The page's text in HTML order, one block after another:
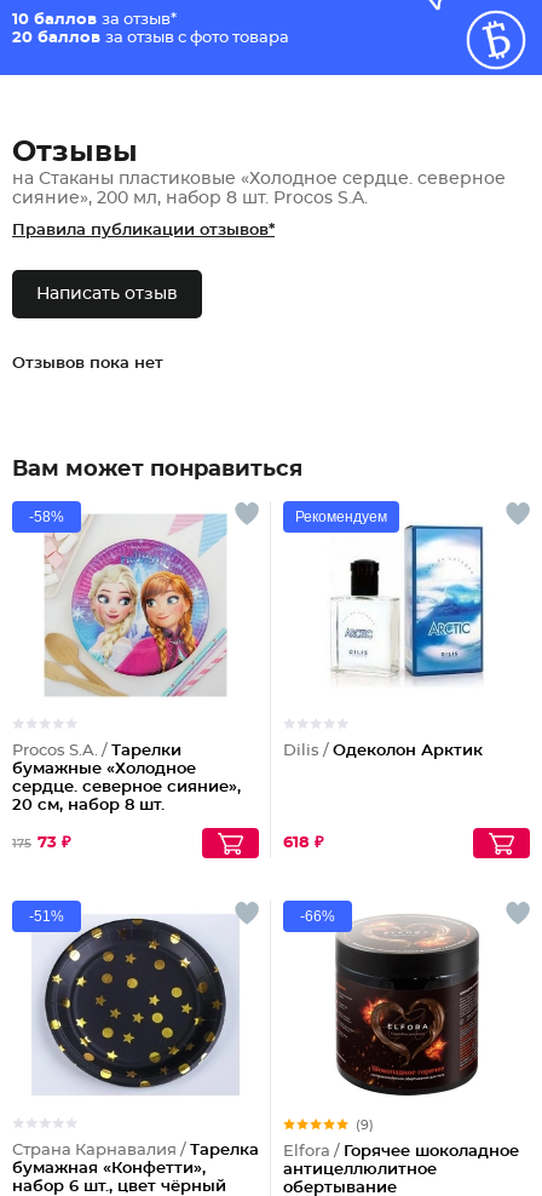
10 баллов за отзыв*
20 баллов за отзыв с фото товара
Отзывы
на Стаканы пластиковые «Холодное сердце. северное
сияние», 200 мл, набор 8 шт. Procos S.A.
Правила публикации отзывов*
Написать отзыв
Отзывов пока нет
Вам может понравиться
-58%
Procos S.A. / Тарелки
бумажные «Холодное
сердце. северное сияние»,
20 см, набор 8 шт.
175 73 ₽
Рекомендуем
Dilis / Одеколон Арктик
618 ₽
-51%
Страна Карнавалия / Тарелка
бумажная «Конфетти»,
набор 6 шт., цвет чёрный
-66%
(9)
Elfora / Горячее шоколадное
антицеллюлитное
обертывание